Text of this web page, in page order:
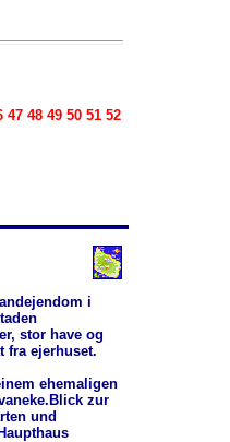
47 48 49 50 51 52
i
stor have og
fra ejerhuset.
ehemaligen
zur
und